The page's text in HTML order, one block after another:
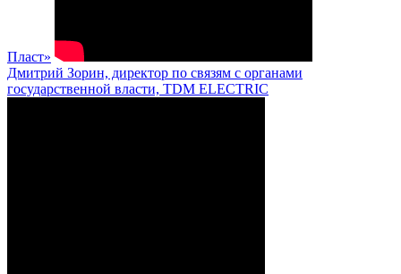
Пласт»
Дмитрий Зорин, директор по связям с органами
государственной власти, TDM ELECTRIC